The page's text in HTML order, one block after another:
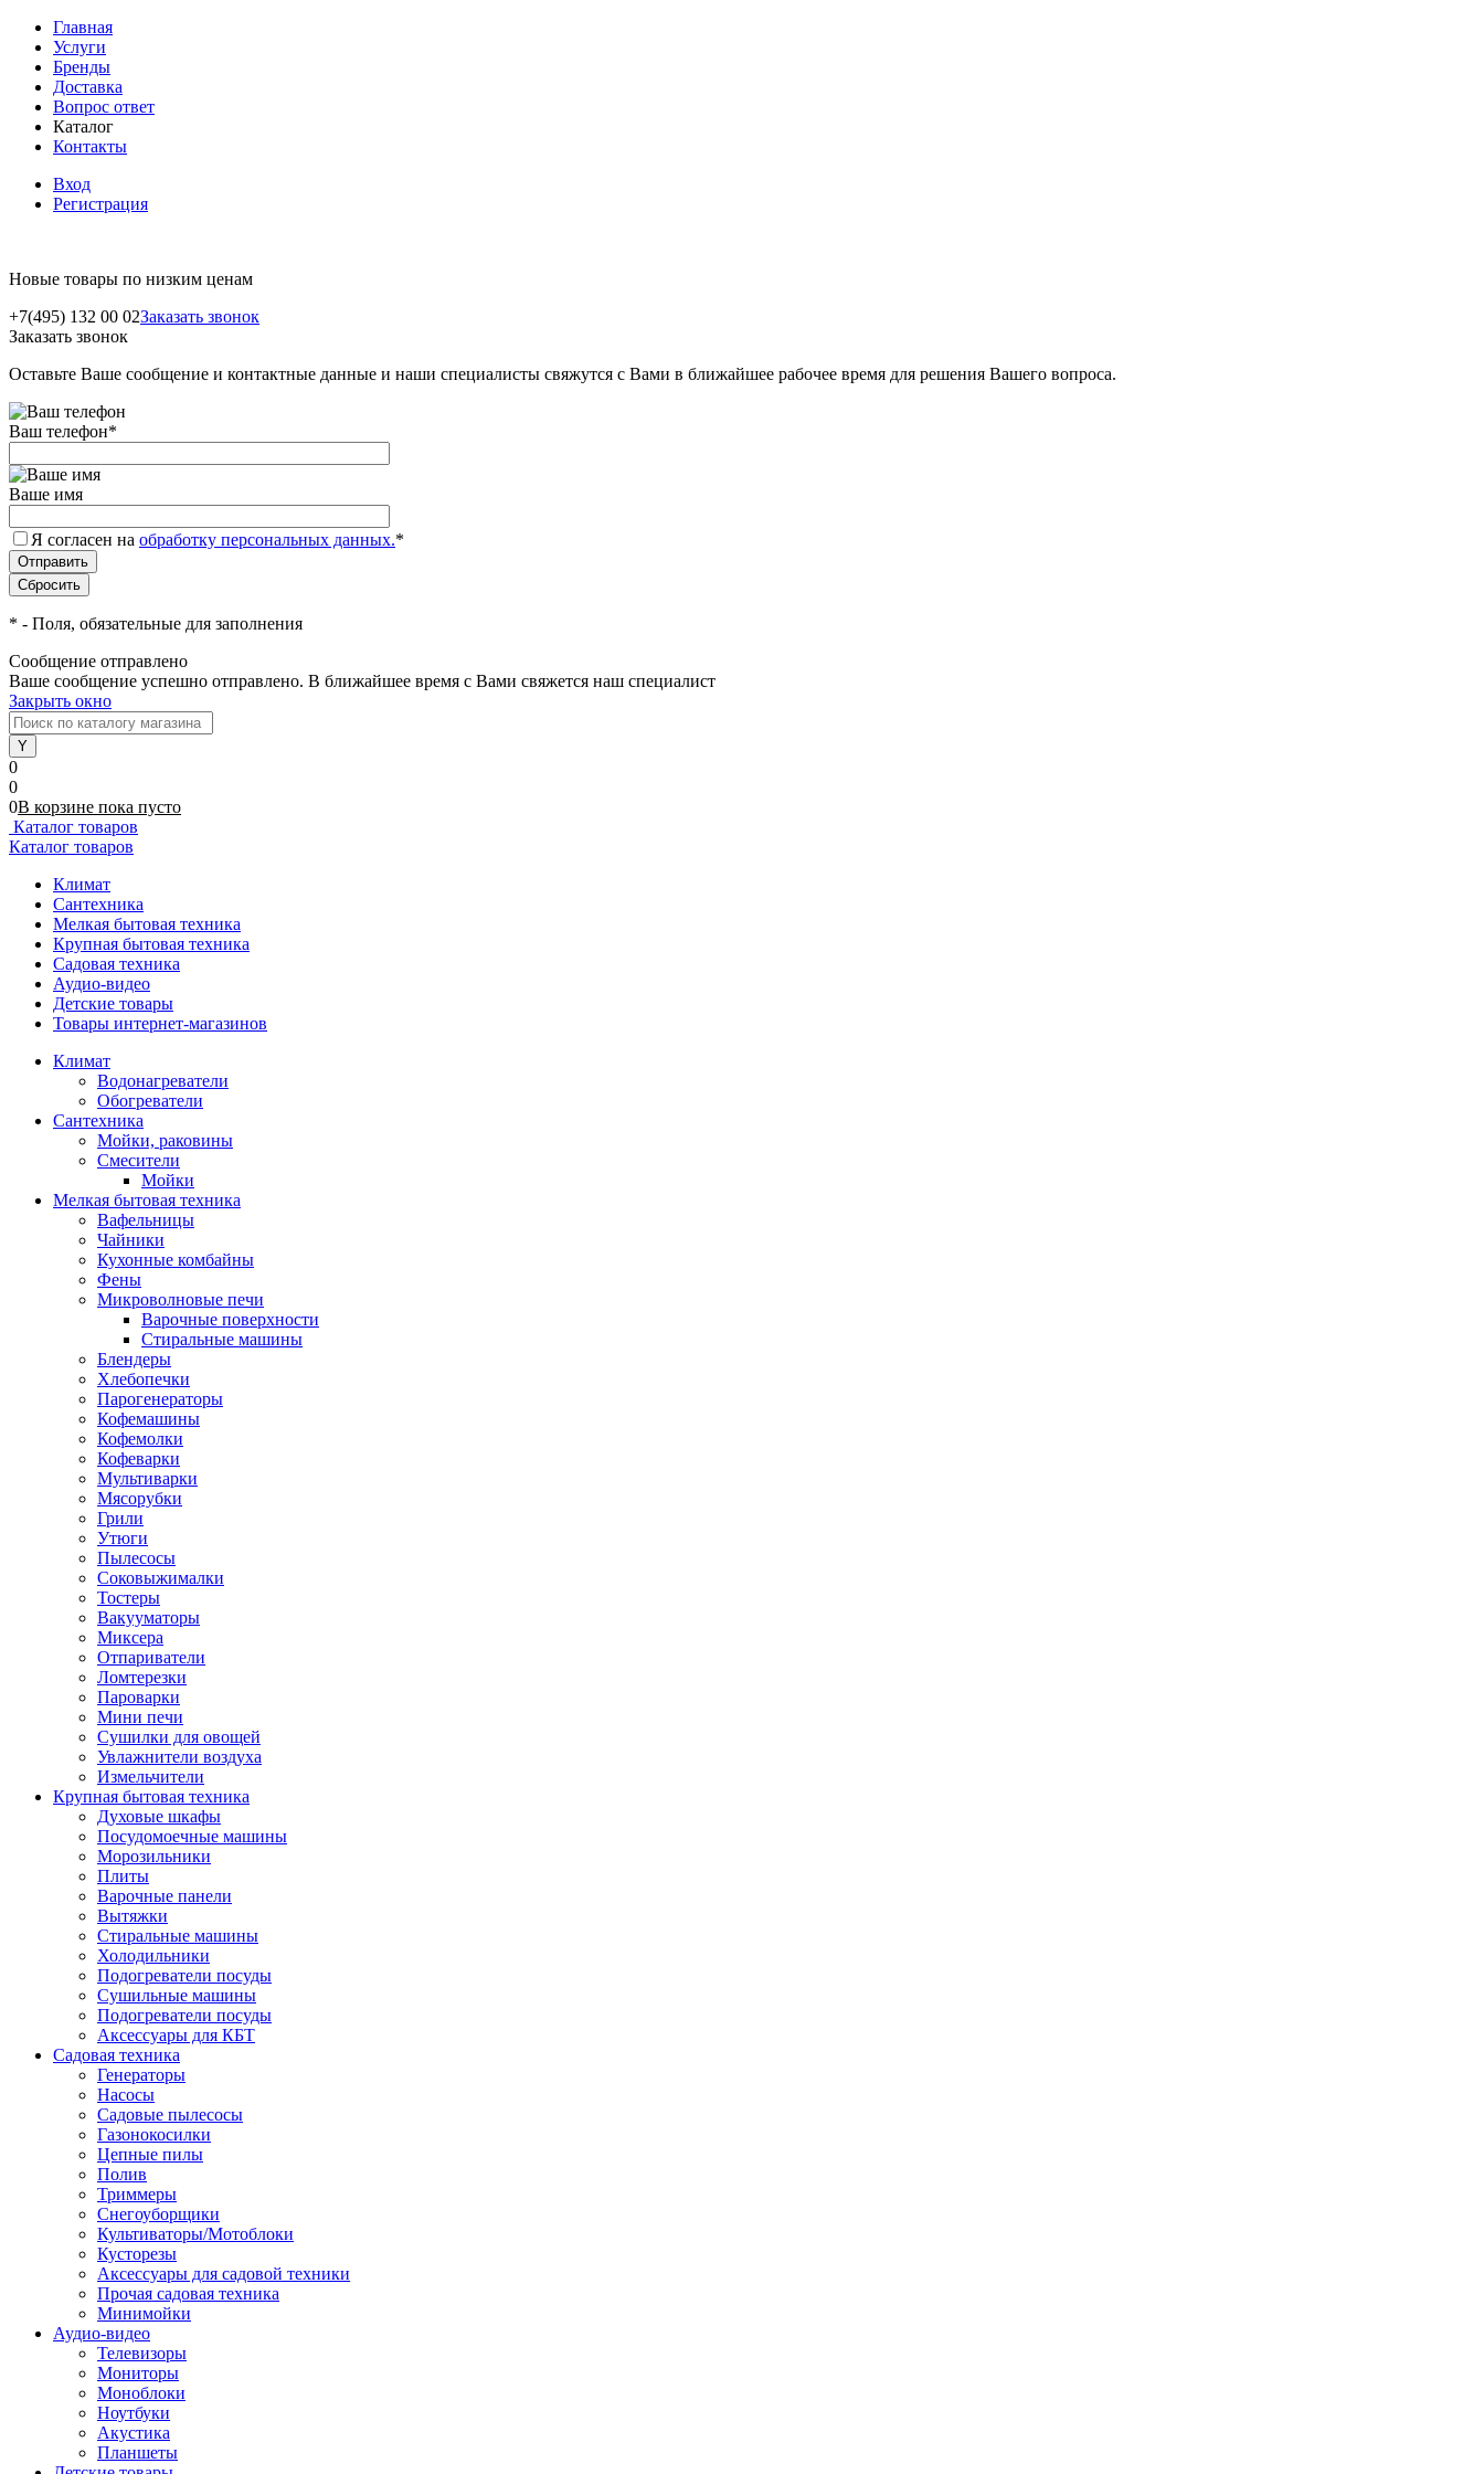
Главная
Услуги
Бренды
Доставка
Вопрос ответ
Каталог
Контакты
Вход
Регистрация
Новые товары по низким ценам
+7(495) 132 00 02Заказать звонок
Заказать звонок
Оставьте Ваше сообщение и контактные данные и наши специалисты свяжутся с Вами в ближайшее рабочее время для решения Вашего вопроса.
Ваш телефон*
Ваше имя
Я согласен на обработку персональных данных.*
* - Поля, обязательные для заполнения
Сообщение отправлено
Ваше сообщение успешно отправлено. В ближайшее время с Вами свяжется наш специалист
Закрыть окно
0
0
0В корзине пока пусто
Каталог товаров
Каталог товаров
Климат
Сантехника
Мелкая бытовая техника
Крупная бытовая техника
Садовая техника
Аудио-видео
Детские товары
Товары интернет-магазинов
Климат
Водонагреватели
Обогреватели
Сантехника
Мойки, раковины
Смесители
Мойки
Мелкая бытовая техника
Вафельницы
Чайники
Кухонные комбайны
Фены
Микроволновые печи
Варочные поверхности
Стиральные машины
Блендеры
Хлебопечки
Парогенераторы
Кофемашины
Кофемолки
Кофеварки
Мультиварки
Мясорубки
Грили
Утюги
Пылесосы
Соковыжималки
Тостеры
Вакууматоры
Миксера
Отпариватели
Ломтерезки
Пароварки
Мини печи
Сушилки для овощей
Увлажнители воздуха
Измельчители
Крупная бытовая техника
Духовые шкафы
Посудомоечные машины
Морозильники
Плиты
Варочные панели
Вытяжки
Стиральные машины
Холодильники
Подогреватели посуды
Сушильные машины
Подогреватели посуды
Аксессуары для КБТ
Садовая техника
Генераторы
Насосы
Садовые пылесосы
Газонокосилки
Цепные пилы
Полив
Триммеры
Снегоуборщики
Культиваторы/Мотоблоки
Кусторезы
Аксессуары для садовой техники
Прочая садовая техника
Минимойки
Аудио-видео
Телевизоры
Мониторы
Моноблоки
Ноутбуки
Акустика
Планшеты